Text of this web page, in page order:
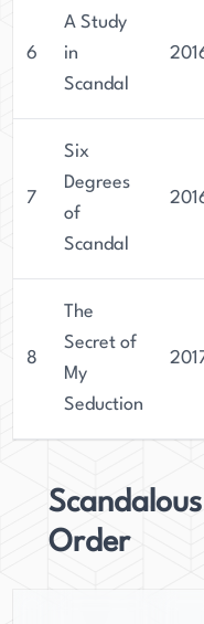
6
A Study
in
Scandal
7
Six
Degrees
of
Scandal
8
The
Secret of
My
Seduction
Order